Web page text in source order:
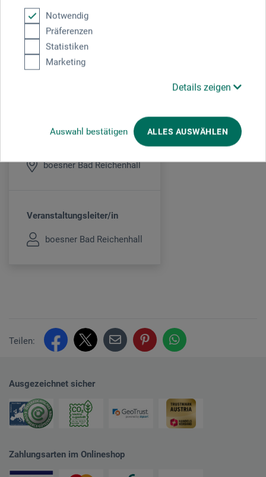
Notwendig
Präferenzen
Statistiken
Marketing
Details zeigen
Auswahl bestätigen ALLES AUSWÄHLEN
möglich.
Veranstaltungsdatum
boesner Bad Reichenhall
Veranstaltungsleiter/in
boesner Bad Reichenhall
Teilen:
Ausgezeichnet sicher
Zahlungsarten im Onlineshop